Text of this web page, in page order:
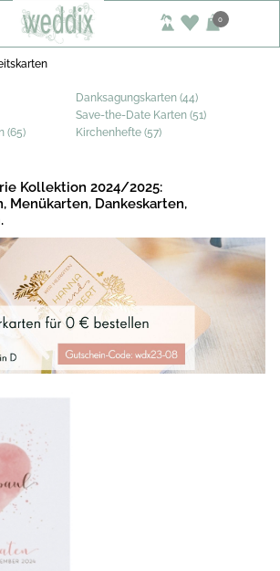
0
Danksagungskarten (44)
Save-the-Date Karten (51)
(65)
Kirchenhefte (57)
Kollektion 2024/2025:
Menükarten, Dankeskarten,